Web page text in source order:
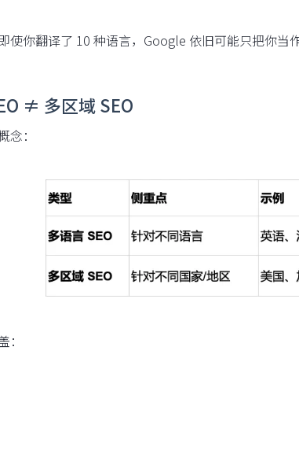
使你翻译了 10 种语言，Google 依旧可能只把你当
≠ 多区域 SEO
：